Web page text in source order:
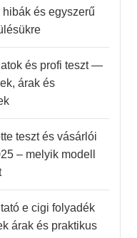
és egyszerű
és profi teszt —
árak és
teszt és vásárlói
– melyik modell
e cigi folyadék
árak és praktikus